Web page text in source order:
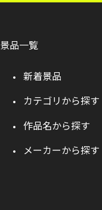
景品一覧
新着景品
カテゴリから探す
作品名から探す
メーカーから探す